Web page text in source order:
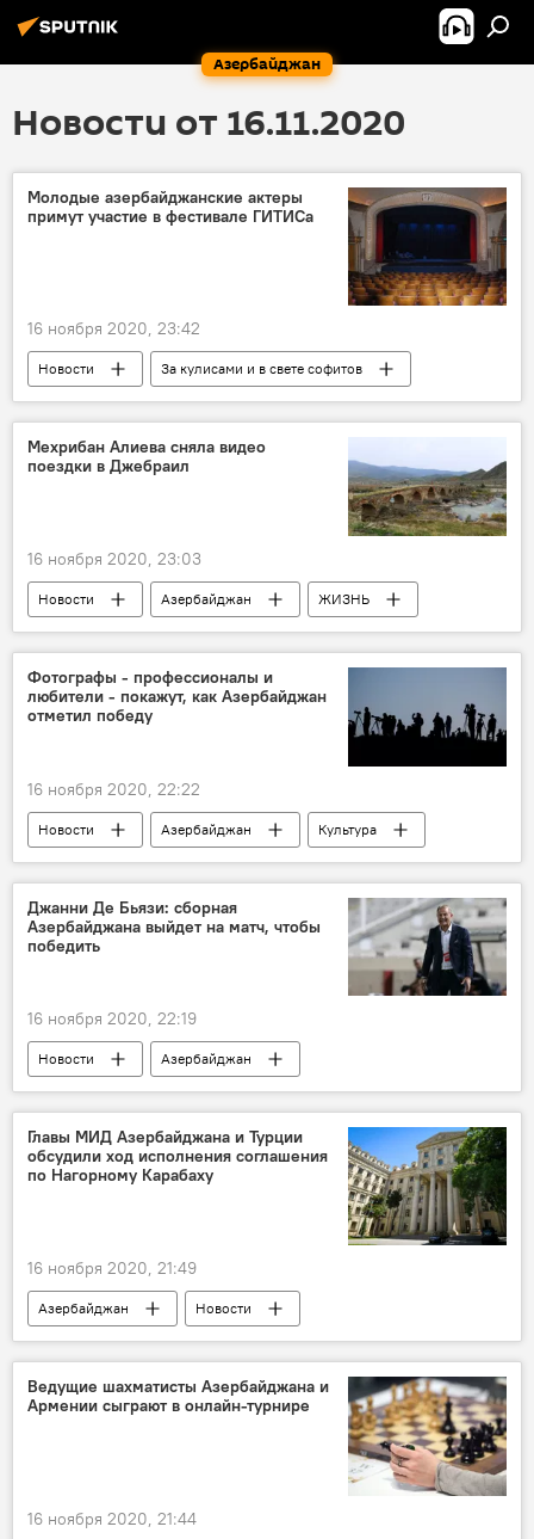
Азербайджан
Новости от 16.11.2020
Молодые азербайджанские актеры
примут участие в фестивале ГИТИСа
16 ноября 2020, 23:42
Новости
За кулисами и в свете софитов
Азербайджан
Россия
Культура
ЖИЗНЬ
актеры
фестиваль
Мехрибан Алиева сняла видео
поездки в Джебраил
16 ноября 2020, 23:03
Новости Азербайджан
ЖИЗНЬ
Карабах
Политика
Первый вице-президент Азербайджана Мехрибан Алиева
Джебраильский район
Фотографы - профессионалы и
любители - покажут, как Азербайджан
отметил победу
16 ноября 2020, 22:22
Новости Азербайджан
Культура
ЖИЗНЬ
Карабах
победа
Фотографии
Выставка
Джанни Де Бьязи: сборная
Азербайджана выйдет на матч, чтобы
победить
16 ноября 2020, 22:19
Новости
Азербайджан
Новости мира
Спорт
ЖИЗНЬ
Сборная
Лига наций
Люксембург
Главы МИД Азербайджана и Турции
обсудили ход исполнения соглашения
по Нагорному Карабаху
16 ноября 2020, 21:49
Азербайджан
Новости
Новости мира
Карабах
Политика
Министерство иностранных дел АР
Турция
Соглашение
Джейхун Байрамов
Ведущие шахматисты Азербайджана и
Армении сыграют в онлайн-турнире
16 ноября 2020, 21:44